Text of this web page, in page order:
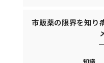
市販薬の限界を知り
知識